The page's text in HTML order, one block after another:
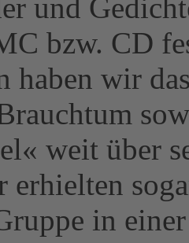
und
bzw. CD
haben wir
weit über
erhielten
in